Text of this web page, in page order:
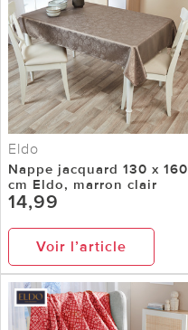
Eldo
Nappe jacquard 130 x 160
cm Eldo, marron clair
14,99
Voir l’article